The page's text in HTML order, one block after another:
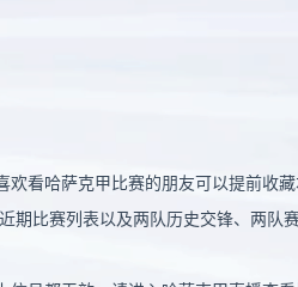
欢看哈萨克甲比赛的朋友可以提前收
期比赛列表以及两队历史交锋、两队